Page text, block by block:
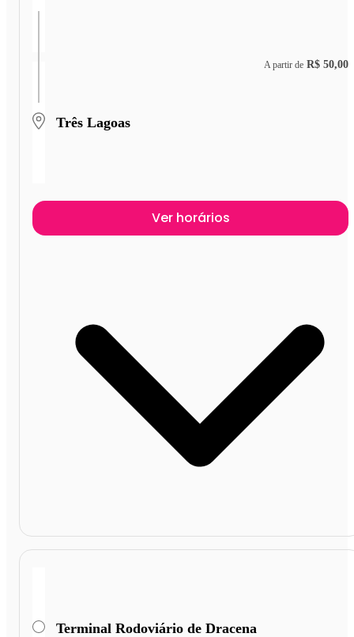
Três Lagoas
A partir de R$ 50,00
Ver horários
Terminal Rodoviário de Dracena